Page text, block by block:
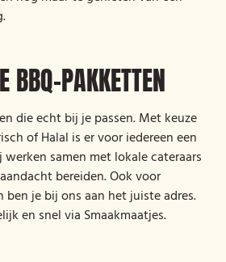
BBQ-PAKKETTEN
die echt bij je passen. Met keuze
of Halal is er voor iedereen een
samen met lokale cateraars
bereiden. Ook voor
ben je bij ons aan het juiste adres.
en snel via Smaakmaatjes.